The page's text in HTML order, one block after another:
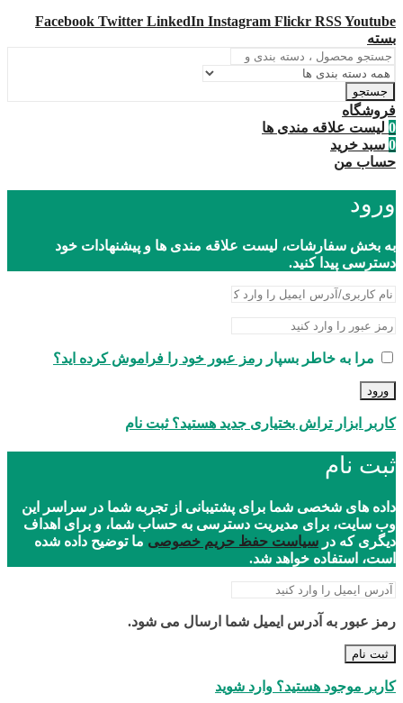
Facebook Twitter LinkedIn Instagram Flickr RSSYoutube
بسته
جستجو
فروشگاه
0 لیست علاقه مندی ها
0 سبد خرید
حساب من
ورود
به بخش سفارشات، لیست علاقه مندی ها و پیشنهادات خود
دسترسی پیدا کنید.
مرا به خاطر بسپار رمز عبور خود را فراموش کرده اید؟
ورود
کاربر ابزار تراش بختیاری جدید هستید؟ ثبت نام
ثبت نام
داده های شخصی شما برای پشتیبانی از تجربه شما در سراسر این
وب سایت، برای مدیریت دسترسی به حساب شما، و برای اهداف
دیگری که در سیاست حفظ حریم خصوصی ما توضیح داده شده
است، استفاده خواهد شد.
رمز عبور به آدرس ایمیل شما ارسال می شود.
ثبت نام
کاربر موجود هستید؟ وارد شوید